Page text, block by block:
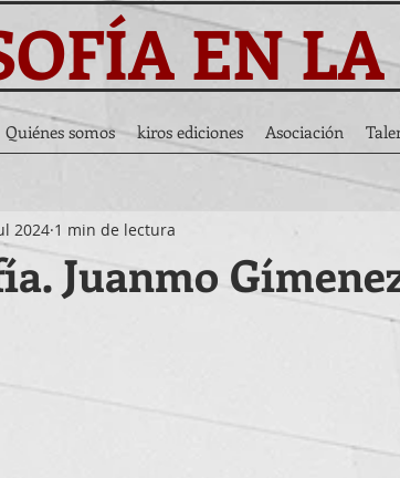
EN
Juanmo
2024 1 min de lectura
Quiénes somos kiros ediciones Asociación